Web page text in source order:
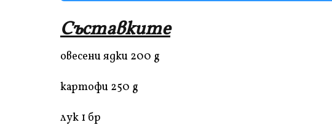
Съставките
овесени ядки 200 g
картофи 250 g
лук 1 бр